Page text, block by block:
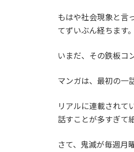
もはや社会現象と言
てずいぶん経ちます。
いまだ、その鉄板コ
マンガは、最初の一
リアルに連載されて
話すことが多すぎて
さて、鬼滅が毎週月